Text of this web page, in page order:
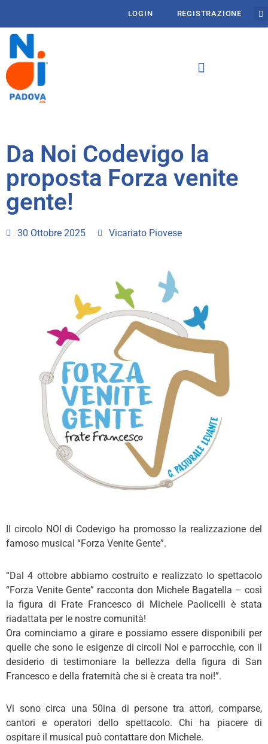
LOGIN REGISTRAZIONE
Da Noi Codevigo la
proposta Forza venite
gente!
30 Ottobre 2025 Vicariato Piovese
Il circolo NOI di Codevigo ha promosso la realizzazione del
famoso musical “Forza Venite Gente”.
“Dal 4 ottobre abbiamo costruito e realizzato lo spettacolo
“Forza Venite Gente” racconta don Michele Bagatella – così
la figura di Frate Francesco di Michele Paolicelli è stata
riadattata per le nostre comunità!
Ora cominciamo a girare e possiamo essere disponibili per
quelle che sono le esigenze di circoli Noi e parrocchie, con il
desiderio di testimoniare la bellezza della figura di San
Francesco e della fraternità che si è creata tra noi!”.
Vi sono circa una 50ina di persone tra attori, comparse,
cantori e operatori dello spettacolo. Chi ha piacere di
ospitare il musical può contattare don Michele.